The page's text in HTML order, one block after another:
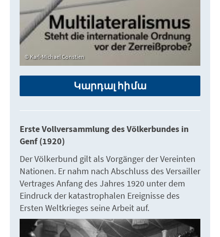
Karl-Michael Constien
Կարդալ հիմա
Erste Vollversammlung des Völkerbundes in
Genf (1920)
Der Völkerbund gilt als Vorgänger der Vereinten
Nationen. Er nahm nach Abschluss des Versailler
Vertrages Anfang des Jahres 1920 unter dem
Eindruck der katastrophalen Ereignisse des
Ersten Weltkrieges seine Arbeit auf.